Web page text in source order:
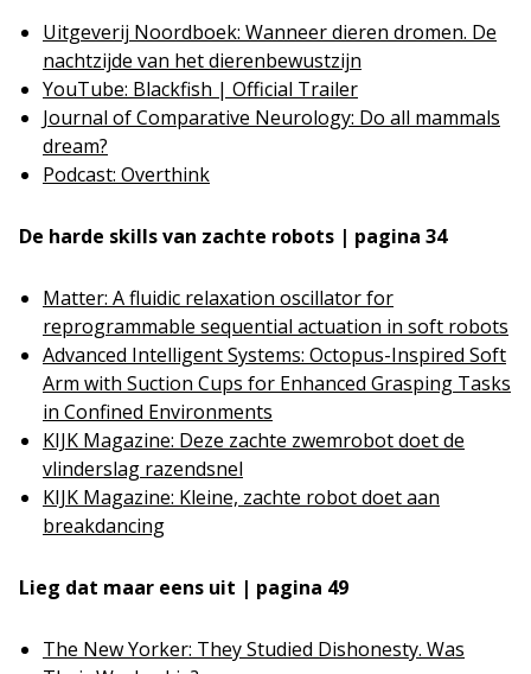
Uitgeverij Noordboek: Wanneer dieren dromen. De
nachtzijde van het dierenbewustzijn
YouTube: Blackfish | Official Trailer
Journal of Comparative Neurology: Do all mammals
dream?
Podcast: Overthink
De harde skills van zachte robots | pagina 34
Matter: A fluidic relaxation oscillator for
reprogrammable sequential actuation in soft robots
Advanced Intelligent Systems: Octopus-Inspired Soft
Arm with Suction Cups for Enhanced Grasping Tasks
in Confined Environments
KIJK Magazine: Deze zachte zwemrobot doet de
vlinderslag razendsnel
KIJK Magazine: Kleine, zachte robot doet aan
breakdancing
Lieg dat maar eens uit | pagina 49
The New Yorker: They Studied Dishonesty. Was